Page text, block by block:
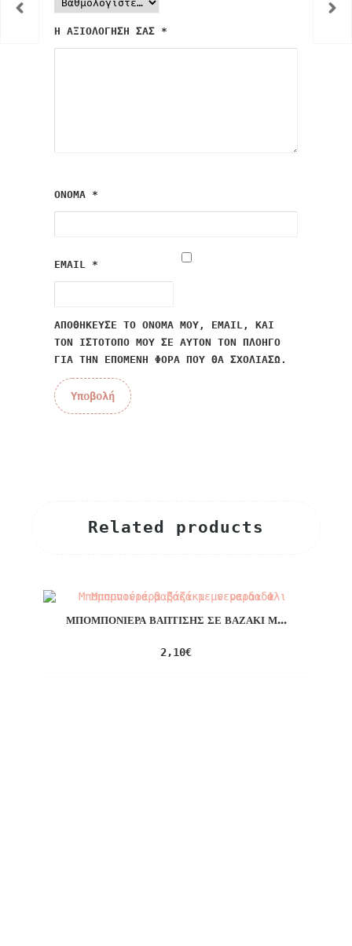
Η ΑΞΙΟΛΌΓΗΣΉ ΣΑΣ *
ΌΝΟΜΑ *
EMAIL *
ΑΠΟΘΉΚΕΥΣΕ ΤΟ ΌΝΟΜΆ ΜΟΥ, EMAIL, ΚΑΙ
ΤΟΝ ΙΣΤΌΤΟΠΟ ΜΟΥ ΣΕ ΑΥΤΌΝ ΤΟΝ ΠΛΟΗΓΌ
ΓΙΑ ΤΗΝ ΕΠΌΜΕΝΗ ΦΟΡΆ ΠΟΥ ΘΑ ΣΧΟΛΙΆΣΩ.
Related products
ΜΠΟΜΠΟΝΙΈΡΑ ΒΆΠΤΙΣΗΣ ΣΕ ΒΑΖΆΚΙ Μ...
2,10€